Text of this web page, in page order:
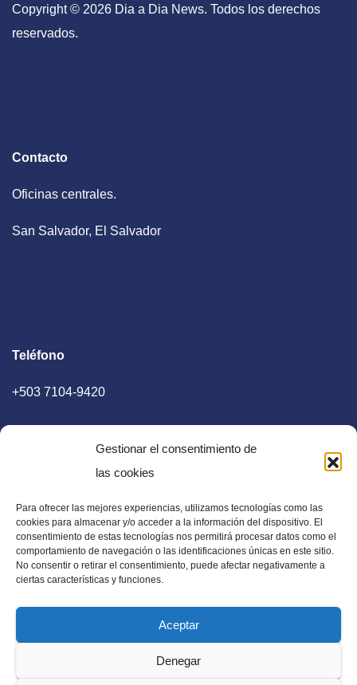
Gestionar el consentimiento de
las cookies
Para ofrecer las mejores experiencias, utilizamos tecnologías como las
cookies para almacenar y/o acceder a la información del dispositivo. El
consentimiento de estas tecnologías nos permitirá procesar datos como el
comportamiento de navegación o las identificaciones únicas en este sitio.
No consentir o retirar el consentimiento, puede afectar negativamente a
ciertas características y funciones.
Aceptar
Denegar
Copyright © 2026 Dia a Dia News. Todos los derechos
reservados.
Contacto
Oficinas centrales.
San Salvador, El Salvador
Teléfono
+503 7104-9420
E-mail
diaadia.redaccion@gmail.com